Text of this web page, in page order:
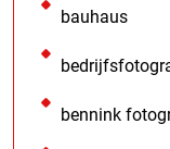
bauhaus
bennink